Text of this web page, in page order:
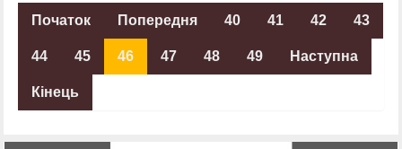
Початок Попередня 40 41 42 43
44 45 46 47 48 49 Наступна
Кінець